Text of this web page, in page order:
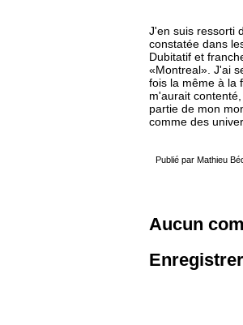
J'en suis ressorti
constatée dans
Dubitatif et
«Montreal». J'ai
fois la même à la
m'aurait
partie de mon
comme des
Publié par Mathieu
Aucun